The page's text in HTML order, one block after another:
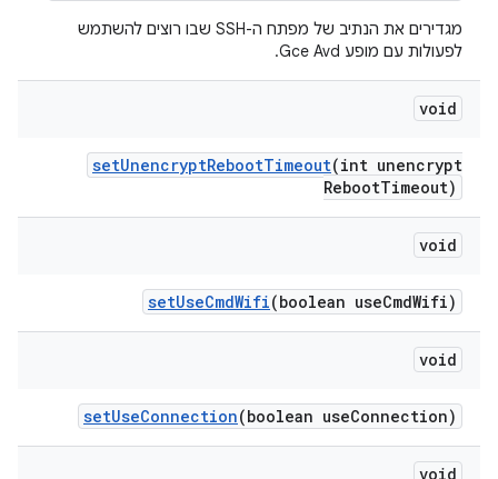
מגדירים את הנתיב של מפתח ה-SSH שבו רוצים להשתמש
לפעולות עם מופע Gce Avd.
void
setUnencryptRebootTimeout(int unencrypt
RebootTimeout)
void
setUseCmdWifi(boolean useCmdWifi)
void
setUseConnection(boolean useConnection)
void